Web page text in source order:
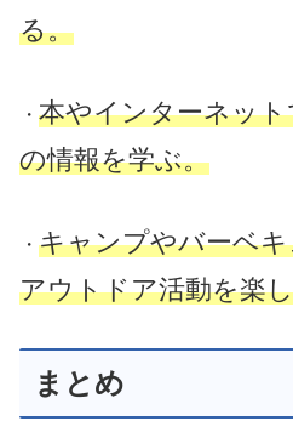
る。
・ 本やインターネッ
の情報を学ぶ。
・ キャンプやバーベ
アウトドア活動を楽
まとめ